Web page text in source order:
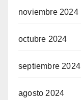
noviembre 2024
octubre 2024
septiembre 2024
agosto 2024